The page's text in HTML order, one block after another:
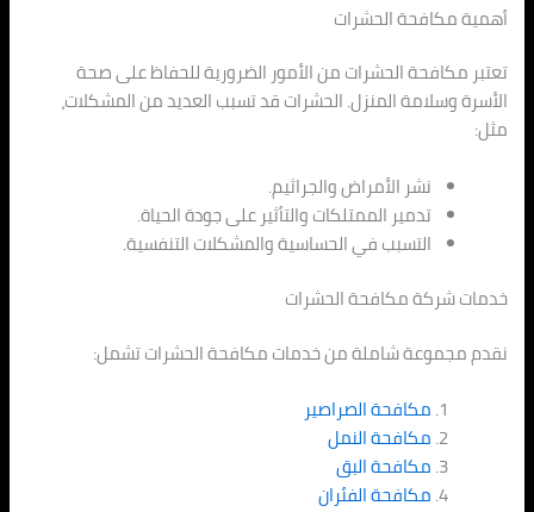
أهمية مكافحة الحشرات
تعتبر مكافحة الحشرات من الأمور الضرورية للحفاظ على صحة
الأسرة وسلامة المنزل. الحشرات قد تسبب العديد من المشكلات،
مثل:
نشر الأمراض والجراثيم.
تدمير الممتلكات والتأثير على جودة الحياة.
التسبب في الحساسية والمشكلات التنفسية.
خدمات شركة مكافحة الحشرات
نقدم مجموعة شاملة من خدمات مكافحة الحشرات تشمل:
مكافحة الصراصير
مكافحة النمل
مكافحة البق
مكافحة الفئران